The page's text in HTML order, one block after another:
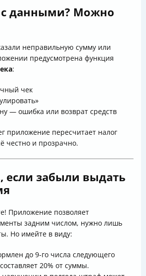
данными? Можно
неправильную сумму или
предусмотрена функция
:
чек
— ошибка или возврат средств
приложение пересчитает налог
честно и прозрачно.
если забыли выдать
Приложение позволяет
задним числом, нужно лишь
Но имейте в виду:
до 9-го числа следующего
20% от суммы.